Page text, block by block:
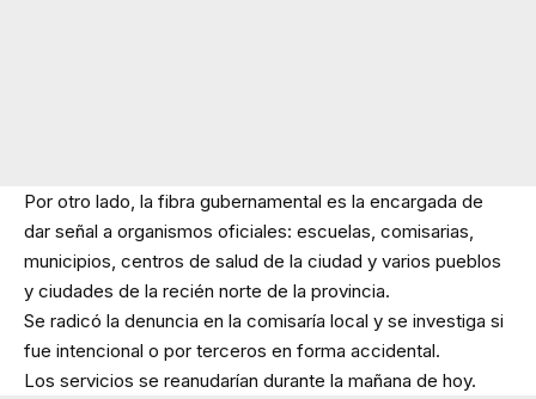
Por otro lado, la fibra gubernamental es la encargada de
dar señal a organismos oficiales: escuelas, comisarias,
municipios, centros de salud de la ciudad y varios pueblos
y ciudades de la recién norte de la provincia.
Se radicó la denuncia en la comisaría local y se investiga si
fue intencional o por terceros en forma accidental.
Los servicios se reanudarían durante la mañana de hoy.